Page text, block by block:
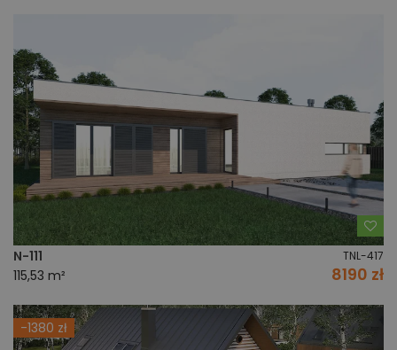
N-111 TNL-417
115,53 m² 8190 zł
-1380 zł